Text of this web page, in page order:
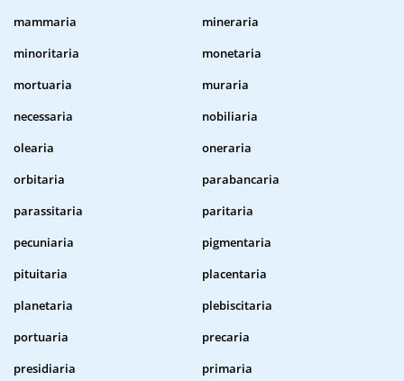
mammaria
mineraria
minoritaria
monetaria
mortuaria
muraria
necessaria
nobiliaria
olearia
oneraria
orbitaria
parabancaria
parassitaria
paritaria
pecuniaria
pigmentaria
pituitaria
placentaria
planetaria
plebiscitaria
portuaria
precaria
presidiaria
primaria